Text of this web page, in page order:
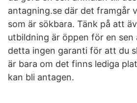
antagning.se där det framgår
som är sökbara. Tänk på att
utbildning är öppen för en sen
detta ingen garanti för att du
är bara om det finns lediga
kan bli antagen.